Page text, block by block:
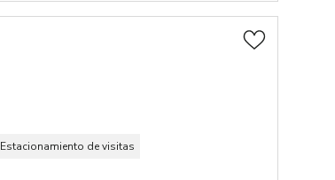
Estacionamiento de visitas